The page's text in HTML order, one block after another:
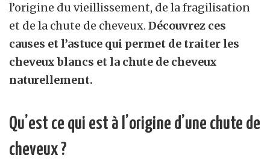
l’origine du vieillissement, de la fragilisation
et de la chute de cheveux. Découvrez ces
causes et l’astuce qui permet de traiter les
cheveux blancs et la chute de cheveux
naturellement.
Qu’est ce qui est à l’origine d’une chute de
cheveux ?